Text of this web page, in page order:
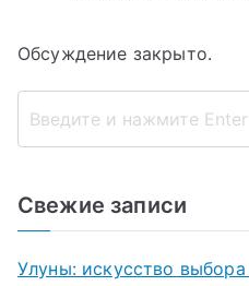
Обсуждение закрыто.
Свежие записи
Улуны: искусство